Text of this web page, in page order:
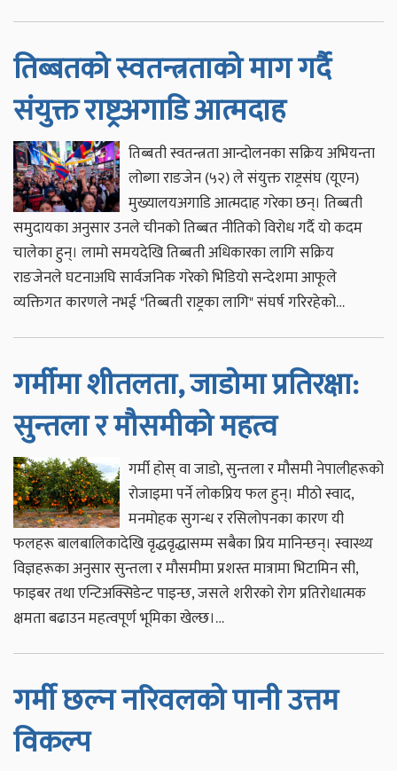
तिब्बतको स्वतन्त्रताको माग गर्दै
संयुक्त राष्ट्रअगाडि आत्मदाह
तिब्बती स्वतन्त्रता आन्दोलनका सक्रिय अभियन्ता
लोब्गा राङजेन (५२) ले संयुक्त राष्ट्रसंघ (यूएन)
मुख्यालयअगाडि आत्मदाह गरेका छन्। तिब्बती
समुदायका अनुसार उनले चीनको तिब्बत नीतिको विरोध गर्दै यो कदम
चालेका हुन्। लामो समयदेखि तिब्बती अधिकारका लागि सक्रिय
राङजेनले घटनाअघि सार्वजनिक गरेको भिडियो सन्देशमा आफूले
व्यक्तिगत कारणले नभई "तिब्बती राष्ट्रका लागि" संघर्ष गरिरहेको…
गर्मीमा शीतलता, जाडोमा प्रतिरक्षा:
सुन्तला र मौसमीको महत्व
गर्मी होस् वा जाडो, सुन्तला र मौसमी नेपालीहरूको
रोजाइमा पर्ने लोकप्रिय फल हुन्। मीठो स्वाद,
मनमोहक सुगन्ध र रसिलोपनका कारण यी
फलहरू बालबालिकादेखि वृद्धवृद्धासम्म सबैका प्रिय मानिन्छन्। स्वास्थ्य
विज्ञहरूका अनुसार सुन्तला र मौसमीमा प्रशस्त मात्रामा भिटामिन सी,
फाइबर तथा एन्टिअक्सिडेन्ट पाइन्छ, जसले शरीरको रोग प्रतिरोधात्मक
क्षमता बढाउन महत्वपूर्ण भूमिका खेल्छ।…
गर्मी छल्न नरिवलको पानी उत्तम
विकल्प